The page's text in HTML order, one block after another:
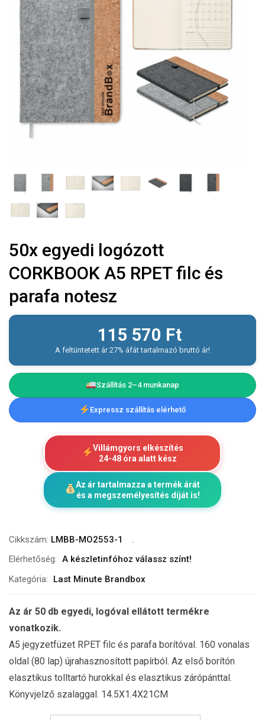
50x egyedi logózott
CORKBOOK A5 RPET filc és
parafa notesz
115 570 Ft
A feltüntetett ár 27% áfát tartalmazó bruttó ár!
Szállítás 2–4 munkanap
Expressz szállítás elérhető
Villámgyors elkészítés
24-48 óra alatt kész
Az ár tartalmazza a termék árát
és a megszemélyesítés díját is!
Cikkszám: LMBB-MO2553-1
Elérhetőség: A készletinfóhoz válassz színt!
Kategória:
Last Minute Brandbox
Az ár 50 db egyedi, logóval ellátott termékre
vonatkozik.
A5 jegyzetfüzet RPET filc és parafa borítóval. 160 vonalas
oldal (80 lap) újrahasznosított papírból. Az első borítón
elasztikus tolltartó hurokkal és elasztikus zárópánttal.
Könyvjelző szalaggal. 14.5X1.4X21CM